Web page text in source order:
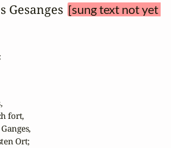
Gesanges [sung text not yet
fort,
Ort;